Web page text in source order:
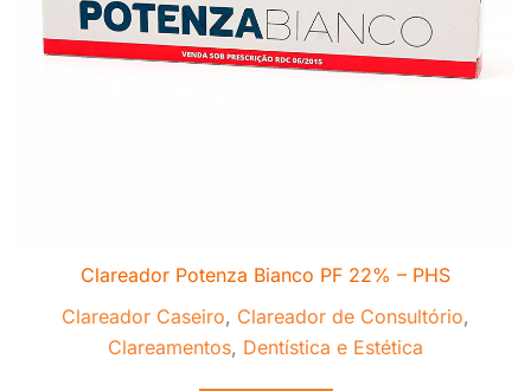
Clareador Potenza Bianco PF 22% – PHS
Clareador Caseiro, Clareador de Consultório,
Clareamentos, Dentística e Estética